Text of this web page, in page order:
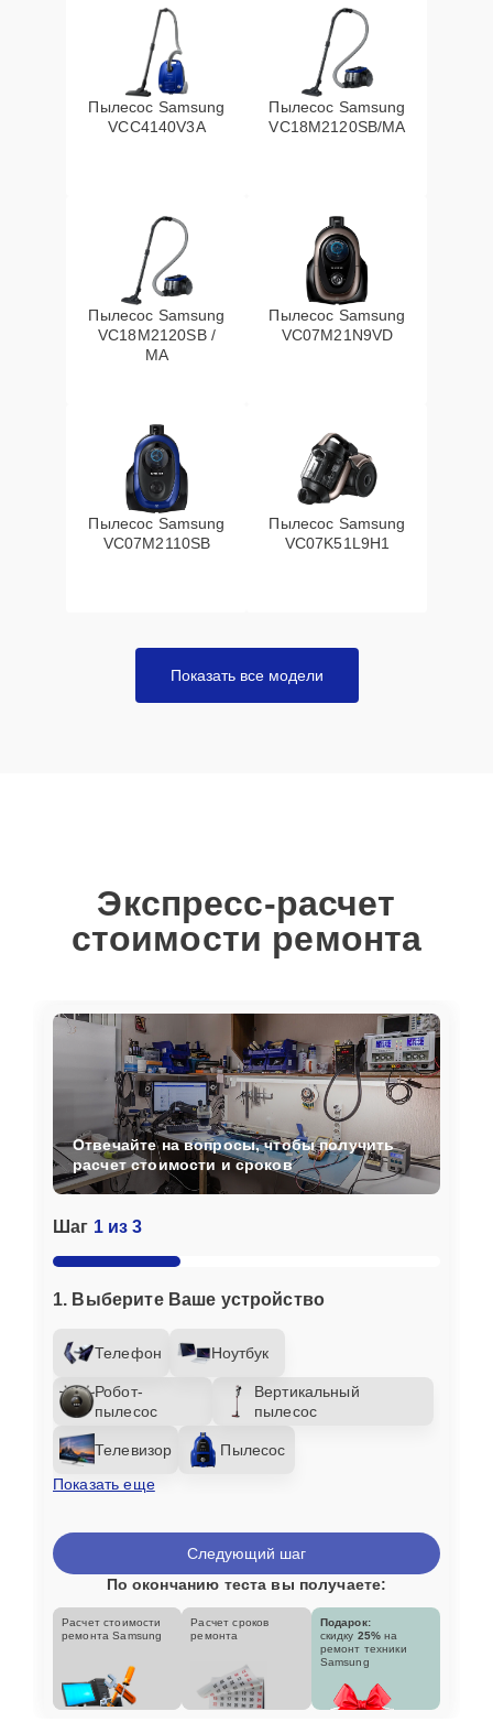
Пылесос Samsung
VCC4140V3A
Пылесос Samsung
VC18M2120SB/MA
Пылесос Samsung
VC18M2120SB /
MA
Пылесос Samsung
VC07M21N9VD
Пылесос Samsung
VC07M2110SB
Пылесос Samsung
VC07K51L9H1
Показать все модели
Экспресс-расчет
стоимости ремонта
Шаг 1 из 3
1. Выберите Ваше устройство
Телефон Ноутбук
Робот-
пылесос
Вертикальный
пылесос
Телевизор
Пылесос
Показать еще
Отвечайте на вопросы, чтобы получить
расчет стоимости и сроков
Следующий шаг
По окончанию теста вы получаете:
Расчет стоимости
ремонта Samsung
Расчет сроков
ремонта
Подарок:
скидку 25% на
ремонт техники
Samsung